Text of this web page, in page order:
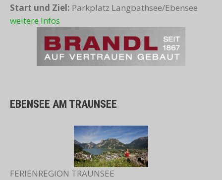
Start und Ziel: Parkplatz Langbathsee/Ebensee
weitere Infos
EBENSEE AM TRAUNSEE
FERIENREGION TRAUNSEE